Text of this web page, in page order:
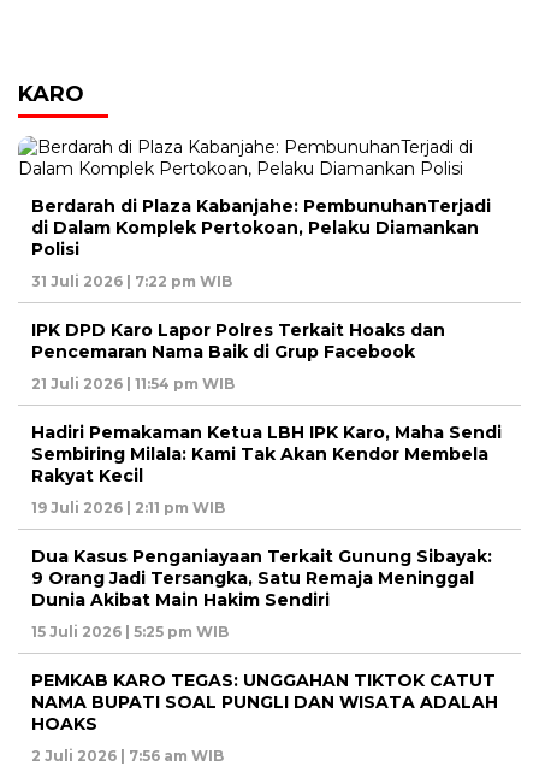
KARO
Berdarah di Plaza Kabanjahe: PembunuhanTerjadi
di Dalam Komplek Pertokoan, Pelaku Diamankan
Polisi
31 Juli 2026 | 7:22 pm WIB
IPK DPD Karo Lapor Polres Terkait Hoaks dan
Pencemaran Nama Baik di Grup Facebook
21 Juli 2026 | 11:54 pm WIB
Hadiri Pemakaman Ketua LBH IPK Karo, Maha Sendi
Sembiring Milala: Kami Tak Akan Kendor Membela
Rakyat Kecil
19 Juli 2026 | 2:11 pm WIB
Dua Kasus Penganiayaan Terkait Gunung Sibayak:
9 Orang Jadi Tersangka, Satu Remaja Meninggal
Dunia Akibat Main Hakim Sendiri
15 Juli 2026 | 5:25 pm WIB
PEMKAB KARO TEGAS: UNGGAHAN TIKTOK CATUT
NAMA BUPATI SOAL PUNGLI DAN WISATA ADALAH
HOAKS
2 Juli 2026 | 7:56 am WIB